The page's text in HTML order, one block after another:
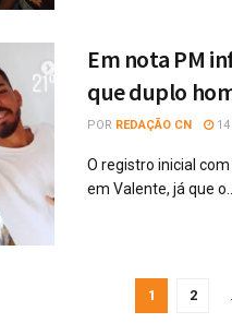
Em nota PM
que duplo
POR REDAÇÃO CN 14
O registro inicial
em Valente, já que o...
1 2